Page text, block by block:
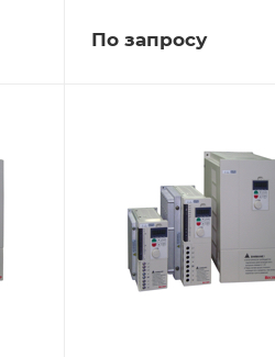
По запросу